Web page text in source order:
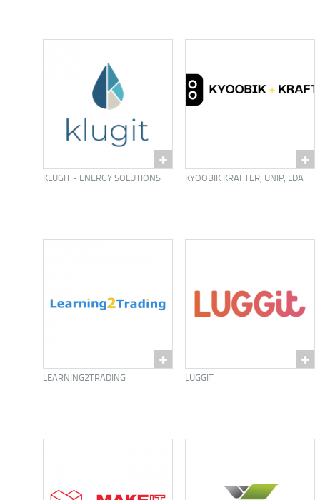
KLUGIT - ENERGY SOLUTIONS KYOOBIK KRAFTER, UNIP, LDA
LEARNING2TRADING LUGGIT